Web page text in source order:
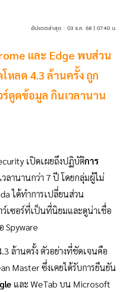
อัปเดตล่าสุด : 03 ธ.ค. 68 | 07:40 น.
และ Edge พบส่วน
หลด 4.3 ล้านครั้ง ถูก
ดูดข้อมูล กินเวลานาน
เปิดเผยถึงปฏิบัติการ
ลานานกว่า 7 ปี โดยกลุ่มผู้ไม่
ได้ทำการเปลี่ยนส่วน
ว์เซอร์ที่เป็นที่นิยมและดูน่าเชื่อ
Spyware
ล้านครั้ง ตัวอย่างที่ชัดเจนคือ
Master ซึ่งเคยได้รับการยืนยัน
และ WeTab บน Microsoft